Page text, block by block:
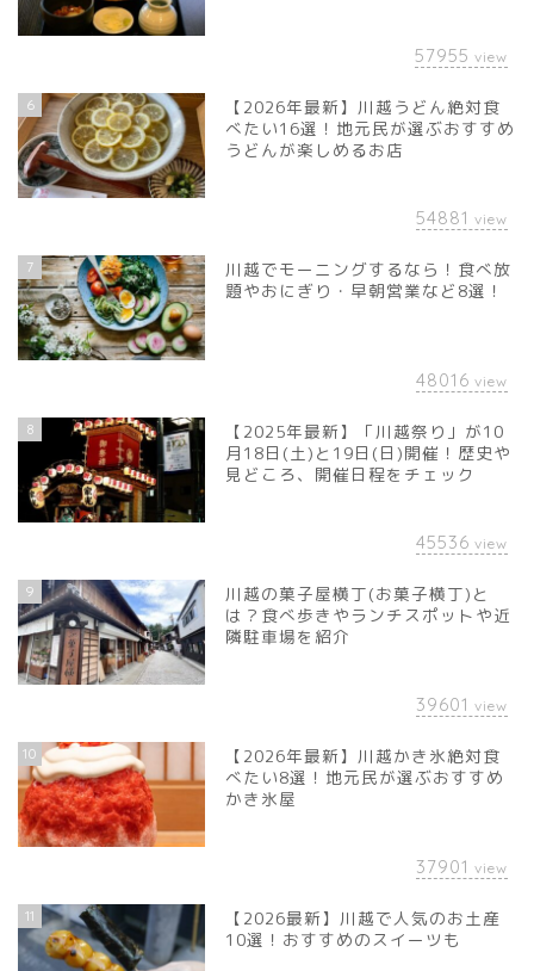
57955 view
6
【2026年最新】川越うどん絶対食
べたい16選！地元民が選ぶおすすめ
うどんが楽しめるお店
54881 view
7
川越でモーニングするなら！食べ放
題やおにぎり・早朝営業など8選！
48016 view
8
【2025年最新】「川越祭り」が10
月18日(土)と19日(日)開催！歴史や
見どころ、開催日程をチェック
45536 view
9
川越の菓子屋横丁(お菓子横丁)と
は？食べ歩きやランチスポットや近
隣駐車場を紹介
39601 view
10
【2026年最新】川越かき氷絶対食
べたい8選！地元民が選ぶおすすめ
かき氷屋
37901 view
11
【2026最新】川越で人気のお土産
10選！おすすめのスイーツも